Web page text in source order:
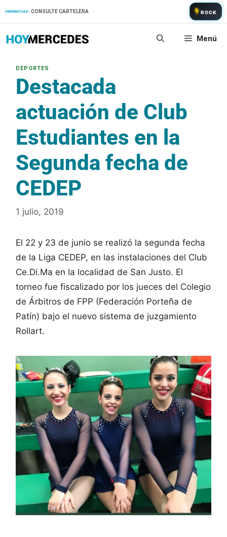
FARMACIAS: CONSULTE CARTELERA ROCK
Menú
Destacada
actuación de Club
Estudiantes en la
Segunda fecha de
CEDEP
1 julio, 2019
El 22 y 23 de junio se realizó la segunda fecha
de la Liga CEDEP, en las instalaciones del Club
Ce.Di.Ma en la localidad de San Justo. El
torneo fue fiscalizado por los jueces del Colegio
de Árbitros de FPP (Federación Porteña de
Patín) bajo el nuevo sistema de juzgamiento
Rollart.